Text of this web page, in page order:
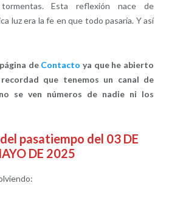
Esta reflexión nace de
luz era la fe en que todo pasaría. Y así
de Contacto ya que he abierto
que tenemos un canal de
se ven números de nadie ni los
pasatiempo del 03 DE
DE 2025